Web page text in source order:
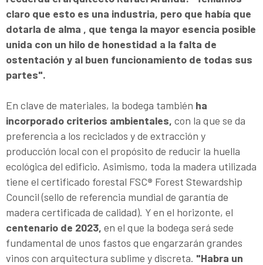
claro que esto es una industria, pero que había que
dotarla de alma , que tenga la mayor esencia posible
unida con un hilo de honestidad a la falta de
ostentación y al buen funcionamiento de todas sus
partes".
En clave de materiales, la bodega también ha
incorporado criterios ambientales, con la que se da
preferencia a los reciclados y de extracción y
producción local con el propósito de reducir la huella
ecológica del edificio. Asimismo, toda la madera utilizada
tiene el certificado forestal FSC® Forest Stewardship
Council (sello de referencia mundial de garantía de
madera certificada de calidad). Y en el horizonte, el
centenario de 2023, en el que la bodega será sede
fundamental de unos fastos que engarzarán grandes
vinos con arquitectura sublime y discreta. "Habra un